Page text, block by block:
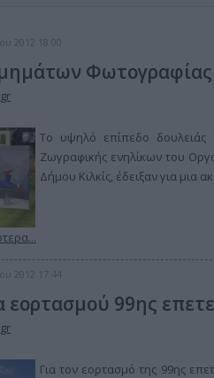
2012 18:00
Το υψηλό επίπεδο δουλειάς
Ζωγραφικής ενηλίκων του
Δήμου Κιλκίς, έδειξαν για
2012 17:44
99ης
Για τον εορτασμό της 99ης